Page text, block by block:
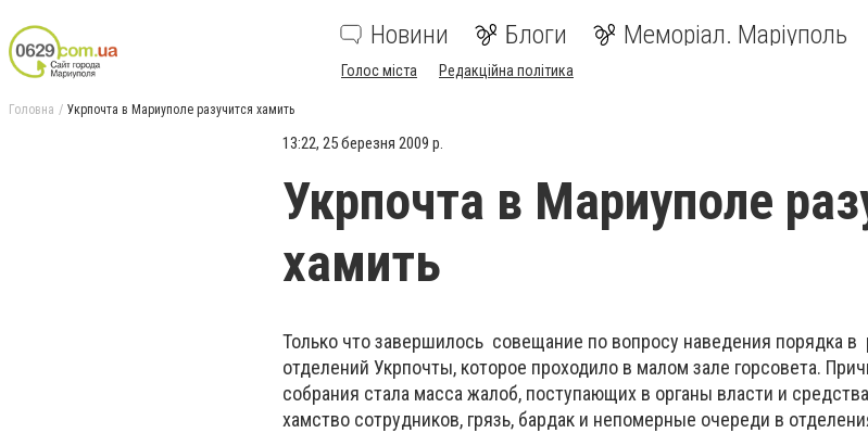
Новини Блоги Меморіал. Маріуполь
Голос міста Редакційна політика
Головна Укрпочта в Мариуполе разучится хамить
13:22, 25 березня 2009 р.
Укрпочта в Мариуполе
хамить
Только что завершилось совещание по вопросу наведения порядка в
отделений Укрпочты, которое проходило в малом зале горсовета.
собрания стала масса жалоб, поступающих в органы власти и
хамство сотрудников, грязь, бардак и непомерные очереди в